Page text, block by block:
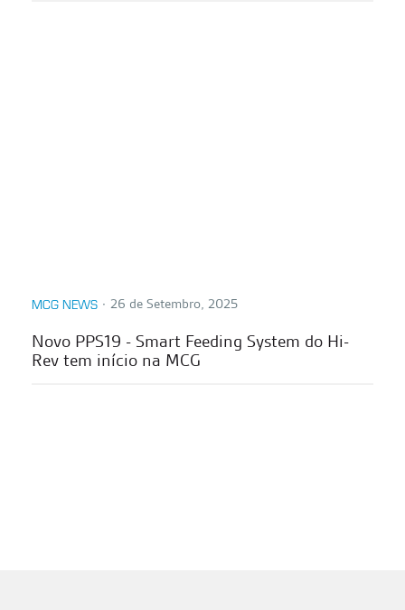
MCG NEWS ∙ 26 de Setembro, 2025
Novo PPS19 - Smart Feeding System do Hi-
Rev tem início na MCG